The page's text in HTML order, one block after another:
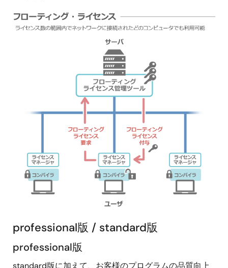
画
像
professional版 / standard版
professional版
standard版に加えて、お客様のプログラムの品質向上